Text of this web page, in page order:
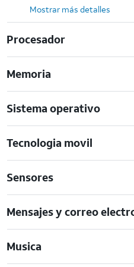
Mostrar más detalles
Procesador
Memoria
Sistema operativo
Tecnologia movil
Sensores
Mensajes y correo
Musica